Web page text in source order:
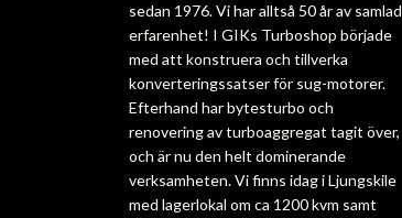
sedan 1976. Vi har alltså 50 år av samlad
erfarenhet! I GIKs Turboshop började
med att konstruera och tillverka
konverteringssatser för sug-motorer.
Efterhand har bytesturbo och
renovering av turboaggregat tagit över,
och är nu den helt dominerande
verksamheten. Vi finns idag i Ljungskile
med lagerlokal om ca 1200 kvm samt